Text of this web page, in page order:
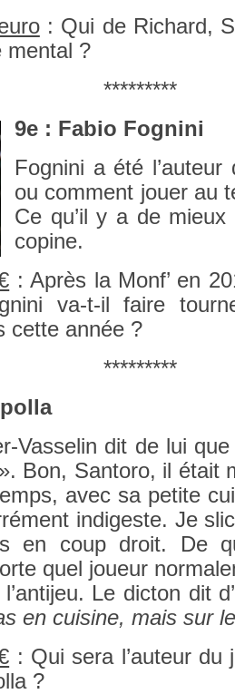
: Qui de Ric­hard,
ment­al ?
*********
9e : Fabio Fog­nini
Fog­nini a été
ou com­ment jouer au
Ce qu’il y a de
co­pine.
: Après la Monf’ en
va-t-il faire
cette année ?
*********
Vasselin dit de lui
Bon, San­toro, il était
avec sa petite
in­diges­te. Je
en coup droit. De
quel joueur
Le di­cton dit
en cuisine, mais sur
: Qui sera l’auteur
?